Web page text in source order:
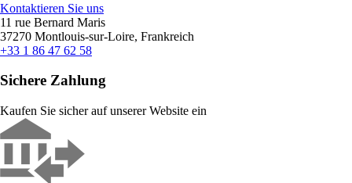
Kontaktieren Sie uns
11 rue Bernard Maris
37270 Montlouis-sur-Loire, Frankreich
+33 1 86 47 62 58
Sichere Zahlung
Kaufen Sie sicher auf unserer Website ein